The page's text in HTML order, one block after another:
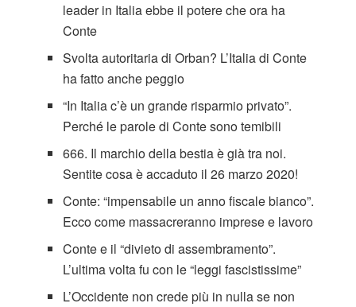
leader in Italia ebbe il potere che ora ha
Conte
Svolta autoritaria di Orban? L’Italia di Conte
ha fatto anche peggio
“In Italia c’è un grande risparmio privato”.
Perché le parole di Conte sono temibili
666. Il marchio della bestia è già tra noi.
Sentite cosa è accaduto il 26 marzo 2020!
Conte: “impensabile un anno fiscale bianco”.
Ecco come massacreranno imprese e lavoro
Conte e il “divieto di assembramento”.
L’ultima volta fu con le “leggi fascistissime”
L’Occidente non crede più in nulla se non